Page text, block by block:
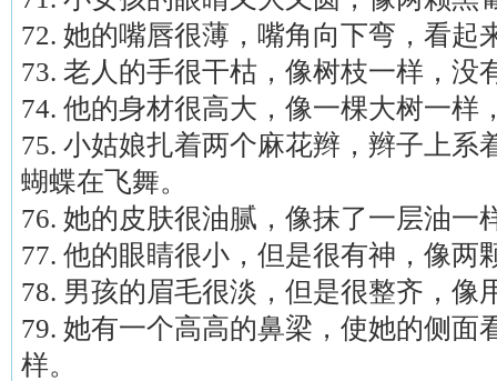
72. 她的嘴唇很薄，嘴角向下弯，看起
73. 老人的手很干枯，像树枝一样，没
74. 他的身材很高大，像一棵大树一样
75. 小姑娘扎着两个麻花辫，辫子上系
蝴蝶在飞舞。
76. 她的皮肤很油腻，像抹了一层油一
77. 他的眼睛很小，但是很有神，像两
78. 男孩的眉毛很淡，但是很整齐，像
79. 她有一个高高的鼻梁，使她的侧面
样。